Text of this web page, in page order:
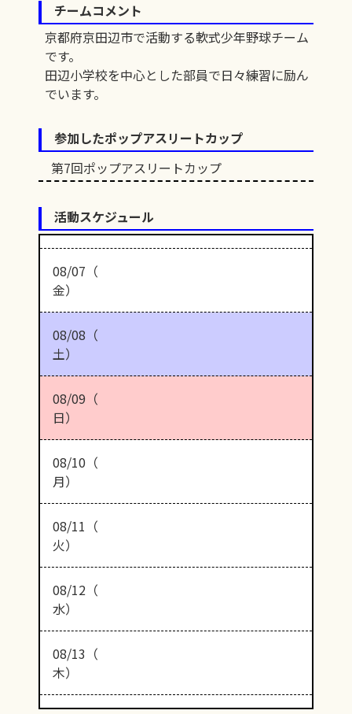
チームコメント
京都府京田辺市で活動する軟式少年野球チーム
です。
田辺小学校を中心とした部員で日々練習に励ん
でいます。
参加したポップアスリートカップ
第7回ポップアスリートカップ
活動スケジュール
08/07（
金）
08/08（
土）
08/09（
日）
08/10（
月）
08/11（
火）
08/12（
水）
08/13（
木）